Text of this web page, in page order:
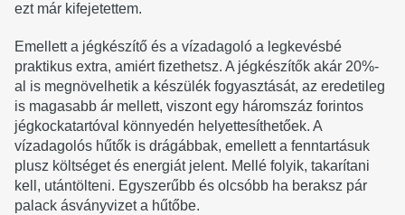
ezt már kifejetettem.
Emellett a jégkészítő és a vízadagoló a legkevésbé
praktikus extra, amiért fizethetsz. A jégkészítők akár 20%-
al is megnövelhetik a készülék fogyasztását, az eredetileg
is magasabb ár mellett, viszont egy háromszáz forintos
jégkockatartóval könnyedén helyettesíthetőek. A
vízadagolós hűtők is drágábbak, emellett a fenntartásuk
plusz költséget és energiát jelent. Mellé folyik, takarítani
kell, utántölteni. Egyszerűbb és olcsóbb ha beraksz pár
palack ásványvizet a hűtőbe.